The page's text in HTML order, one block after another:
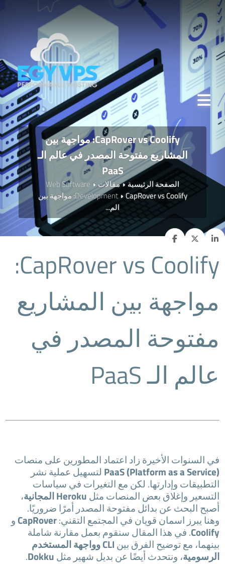
CapRover vs Coolify: مواجهة بين
المشاريع مفتوحة المصدر في عالم الـ
PaaS
الصفحة الرئيسية مقالات
Web Software
DevelopmentCapRover vs Coolify: مواجهة بين
الم...
CapRover vs Coolify:
مواجهة بين المشاريع
مفتوحة المصدر في
عالم الـ PaaS
في السنوات الأخيرة زاد اعتماد المطورين على منصات
PaaS (Platform as a Service) لتسهيل عملية نشر
التطبيقات وإدارتها. لكن مع التغيرات في سياسات
التسعير وإغلاق بعض المنصات مثل Heroku المجانية
،
أصبح البحث عن بدائل مفتوحة المصدر أمرًا ضروريًا.
وهنا يبرز اسمان قويان في المجتمع التقني:CapRover و
Coolify. في هذا المقال سنقوم بعمل مقارنة شاملة
بينهما، مع توضيح الفرق بين
CLI وواجهة المستخدم
الرسومية، ونتحدث أيضًا عن بديل شهير مثل Dokku
.